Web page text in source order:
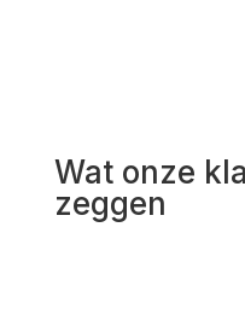
Wat onze
zeggen